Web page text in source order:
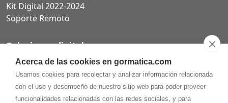
Acerca de las cookies en gormatica.com
Usamos cookies para recolectar y analizar información relacionada
con el uso y desempeño de nuestro sitio web para poder proveer
funcionalidades relacionadas con las redes sociales, y para
Kit Digital 2022-2024
Soporte Remoto
Soluciones digitales
Páginas web
Tiendas online
Carta QR restaurantes